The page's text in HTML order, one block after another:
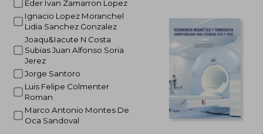
Eder Ivan Zamarron Lopez
Ignacio Lopez Moranchel
Lidia Sanchez Gonzalez
Joaqu&Iacute N Costa
Subias Juan Alfonso Soria
Jerez
Jorge Santoro
Luis Felipe Colmenter
Roman
Marco Antonio Montes De
Oca Sandoval